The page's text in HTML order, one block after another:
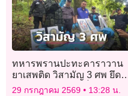
ทหารพรานปะทะคาราวาน
ยาเสพติด วิสามัญ 3 ศพ ยึด
ยาบ้าร่วม 4 แสนเม็ด
29 กรกฎาคม 2569 13:28 น.